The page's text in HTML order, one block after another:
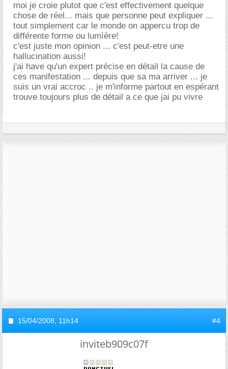
moi je croie plutot que c'est effectivement quelque
chose de réel... mais que personne peut expliquer ...
tout simplement car le monde on appercu trop de
différente forme ou lumìère!
c'est juste mon opinion ... c'est peut-etre une
hallucination aussi!
j'ai have qu'un expert précise en détail la cause de
ces manifestation ... depuis que sa ma arriver ... je
suis un vrai accroc .. je m'informe partout en espérant
trouve toujours plus de détail a ce que jai pu vivre
15/04/2008, 11h14 #4
inviteb909c07f